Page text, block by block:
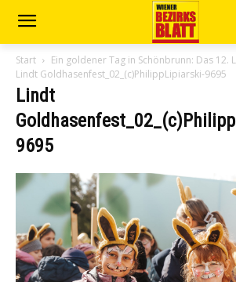
Start
Ein goldener Tag in Schönbrunn: Das 12.
Lindt Goldhasenfest_02_(c)PhilippLipiarski-9695
Lindt
9695